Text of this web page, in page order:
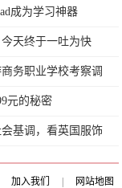
成为学习神器
天终于一吐为快
务职业学校考察调
元的秘密
基调，看英国服饰
加入我们
网站地图